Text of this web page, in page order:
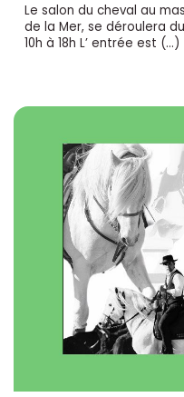
Le salon du cheval au
de la Mer, se déroulera
10h à 18h L’ entrée est (…)